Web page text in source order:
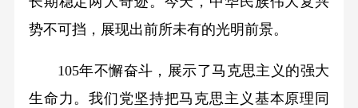
势不可挡，展现出前所未有的光明前景。
105年不懈奋斗，展示了马克思主义的强大
生命力。我们党坚持把马克思主义基本原理同